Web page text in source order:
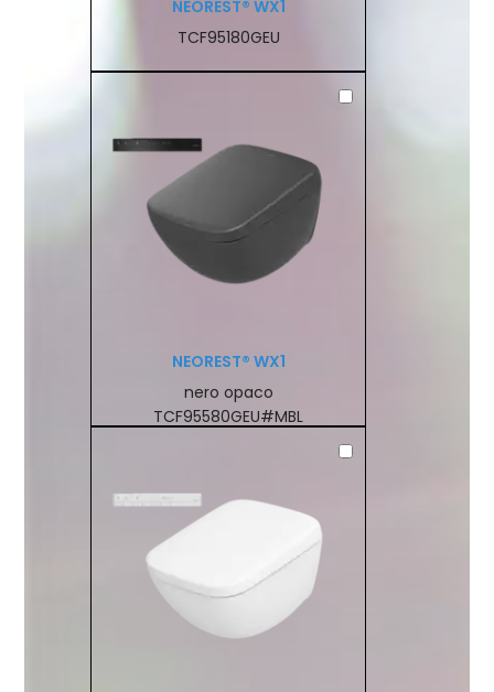
NEOREST® WX1
TCF95180GEU
NEOREST® WX1
nero opaco
TCF95580GEU#MBL